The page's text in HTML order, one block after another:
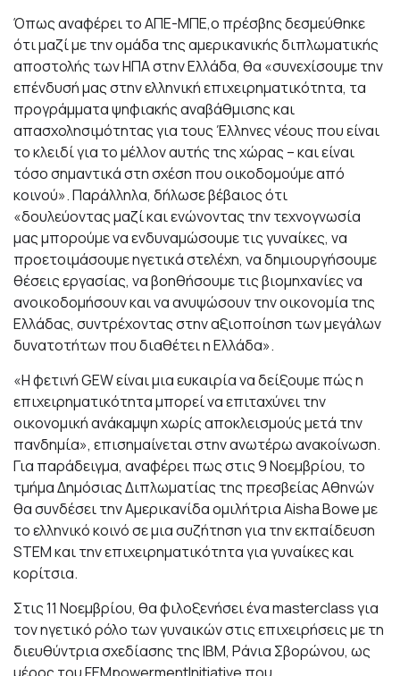
Όπως αναφέρει το ΑΠΕ-ΜΠΕ,ο πρέσβης δεσμεύθηκε
ότι μαζί με την ομάδα της αμερικανικής διπλωματικής
αποστολής των ΗΠΑ στην Ελλάδα, θα «συνεχίσουμε την
επένδυσή μας στην ελληνική επιχειρηματικότητα, τα
προγράμματα ψηφιακής αναβάθμισης και
απασχολησιμότητας για τους Έλληνες νέους που είναι
το κλειδί για το μέλλον αυτής της χώρας – και είναι
τόσο σημαντικά στη σχέση που οικοδομούμε από
κοινού». Παράλληλα, δήλωσε βέβαιος ότι
«δουλεύοντας μαζί και ενώνοντας την τεχνογνωσία
μας μπορούμε να ενδυναμώσουμε τις γυναίκες, να
προετοιμάσουμε ηγετικά στελέχη, να δημιουργήσουμε
θέσεις εργασίας, να βοηθήσουμε τις βιομηχανίες να
ανοικοδομήσουν και να ανυψώσουν την οικονομία της
Ελλάδας, συντρέχοντας στην αξιοποίηση των μεγάλων
δυνατοτήτων που διαθέτει η Ελλάδα».
«Η φετινή GEW είναι μια ευκαιρία να δείξουμε πώς η
επιχειρηματικότητα μπορεί να επιταχύνει την
οικονομική ανάκαμψη χωρίς αποκλεισμούς μετά την
πανδημία», επισημαίνεται στην ανωτέρω ανακοίνωση.
Για παράδειγμα, αναφέρει πως στις 9 Νοεμβρίου, το
τμήμα Δημόσιας Διπλωματίας της πρεσβείας Αθηνών
θα συνδέσει την Αμερικανίδα ομιλήτρια Aisha Bowe με
το ελληνικό κοινό σε μια συζήτηση για την εκπαίδευση
STEM και την επιχειρηματικότητα για γυναίκες και
κορίτσια.
Στις 11 Νοεμβρίου, θα φιλοξενήσει ένα masterclass για
τον ηγετικό ρόλο των γυναικών στις επιχειρήσεις με τη
διευθύντρια σχεδίασης της IBM, Ράνια Σβορώνου, ως